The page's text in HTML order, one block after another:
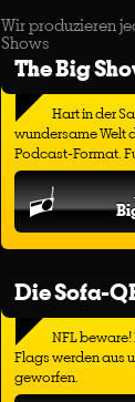
Wir produzieren
Shows
The Big
Hart in der
wundersame Welt
Podcast-Format.
Die Sofa-
NFL
Flags werden aus
geworfen.